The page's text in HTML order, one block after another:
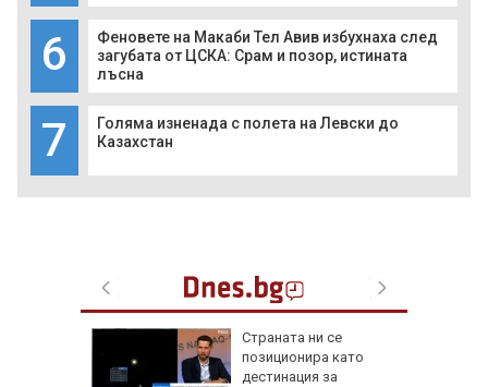
6
Феновете на Макаби Тел Авив избухнаха след
загубата от ЦСКА: Срам и позор, истината
лъсна
7
Голяма изненада с полета на Левски до
Казахстан
Страната ни се
позиционира като
дестинация за